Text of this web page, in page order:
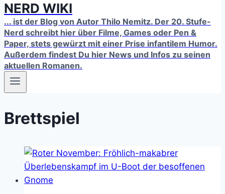
NERD WIKI
... ist der Blog von Autor Thilo Nemitz. Der 20. Stufe-
Nerd schreibt hier über Filme, Games oder Pen &
Paper, stets gewürzt mit einer Prise infantilem Humor.
Außerdem findest Du hier News und Infos zu seinen
aktuellen Romanen.
Brettspiel